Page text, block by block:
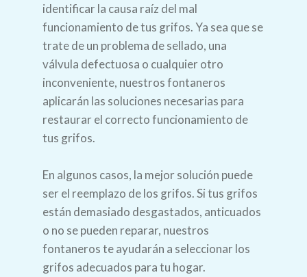
identificar la causa raíz del mal
funcionamiento de tus grifos. Ya sea que se
trate de un problema de sellado, una
válvula defectuosa o cualquier otro
inconveniente, nuestros fontaneros
aplicarán las soluciones necesarias para
restaurar el correcto funcionamiento de
tus grifos.
En algunos casos, la mejor solución puede
ser el reemplazo de los grifos. Si tus grifos
están demasiado desgastados, anticuados
o no se pueden reparar, nuestros
fontaneros te ayudarán a seleccionar los
grifos adecuados para tu hogar.